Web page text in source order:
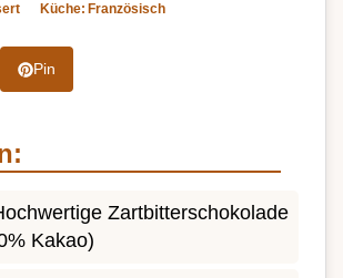
Küche: Französisch
Pin
Zartbitterschokolade
Kakao)